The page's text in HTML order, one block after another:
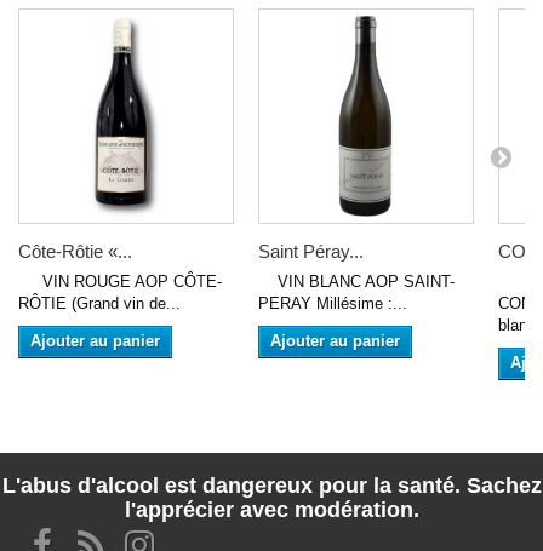
Côte-Rôtie «...
VIN ROUGE AOP CÔTE-
RÔTIE (Grand vin de...
Ajouter au panier
Saint Péray...
VIN BLANC AOP SAINT-
PERAY Millésime :...
Ajouter au panier
L'abus d'alcool est dangereux pour la santé. Sachez
l'apprécier avec modération.